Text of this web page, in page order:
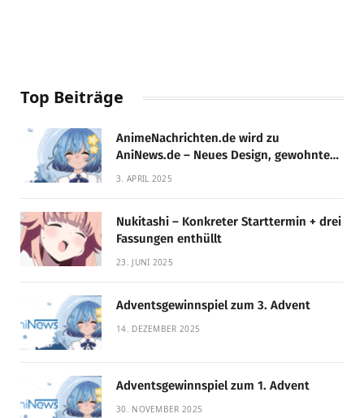
Top Beiträge
AnimeNachrichten.de wird zu
AniNews.de – Neues Design, gewohnte
Qualität!
3. APRIL 2025
Nukitashi – Konkreter Starttermin + drei
Fassungen enthüllt
23. JUNI 2025
Adventsgewinnspiel zum 3. Advent
14. DEZEMBER 2025
Adventsgewinnspiel zum 1. Advent
30. NOVEMBER 2025